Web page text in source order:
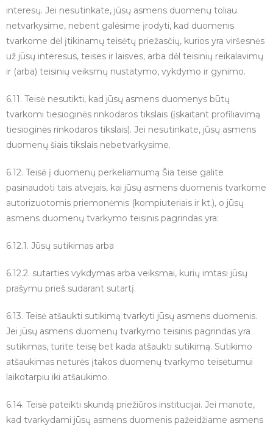
interesų. Jei nesutinkate, jūsų asmens duomenų toliau
netvarkysime, nebent galėsime įrodyti, kad duomenis
tvarkome dėl įtikinamų teisėtų priežasčių, kurios yra viršesnės
už jūsų interesus, teises ir laisves, arba dėl teisinių reikalavimų
ir (arba) teisinių veiksmų nustatymo, vykdymo ir gynimo.
6.11. Teisė nesutikti, kad jūsų asmens duomenys būtų
tvarkomi tiesioginės rinkodaros tikslais (įskaitant profiliavimą
tiesioginės rinkodaros tikslais). Jei nesutinkate, jūsų asmens
duomenų šiais tikslais nebetvarkysime.
6.12. Teisė į duomenų perkeliamumą Šia teise galite
pasinaudoti tais atvejais, kai jūsų asmens duomenis tvarkome
autorizuotomis priemonėmis (kompiuteriais ir kt.), o jūsų
asmens duomenų tvarkymo teisinis pagrindas yra:
6.12.1. Jūsų sutikimas arba
6.12.2. sutarties vykdymas arba veiksmai, kurių imtasi jūsų
prašymu prieš sudarant sutartį.
6.13. Teisė atšaukti sutikimą tvarkyti jūsų asmens duomenis.
Jei jūsų asmens duomenų tvarkymo teisinis pagrindas yra
sutikimas, turite teisę bet kada atšaukti sutikimą. Sutikimo
atšaukimas neturės įtakos duomenų tvarkymo teisėtumui
laikotarpiu iki atšaukimo.
6.14. Teisė pateikti skundą priežiūros institucijai. Jei manote,
kad tvarkydami jūsų asmens duomenis pažeidžiame asmens